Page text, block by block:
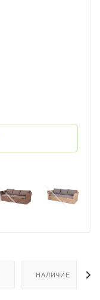
НАЛИЧИЕ